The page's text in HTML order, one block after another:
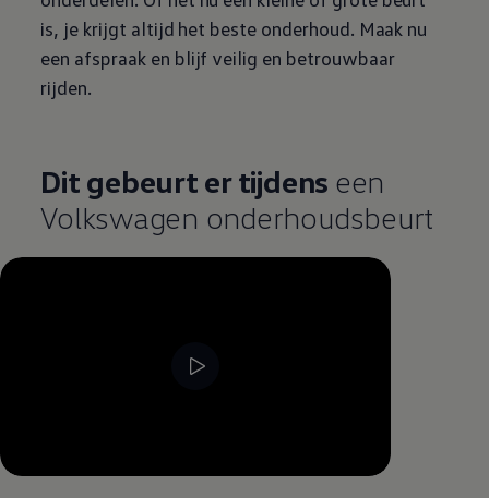
is, je krijgt altijd het beste onderhoud. Maak nu
een afspraak en blijf veilig en betrouwbaar
rijden.
Dit gebeurt er tijdens een
Volkswagen onderhoudsbeurt
Resterende tijd, --:--